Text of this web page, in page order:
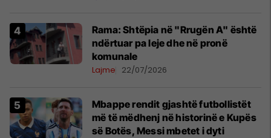
Rama: Shtëpia në "Rrugën A" është
ndërtuar pa leje dhe në pronë
komunale
Lajme 22/07/2026
Mbappe rendit gjashtë futbollistët
më të mëdhenj në historinë e Kupës
së Botës, Messi mbetet i dyti